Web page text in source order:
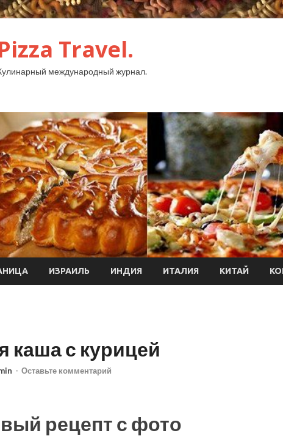
Travel.
международный журнал.
ИЗРАИЛЬ ИНДИЯ ИТАЛИЯ КИТАЙ
каша с курицей
- Оставьте комментарий
рецепт с фото